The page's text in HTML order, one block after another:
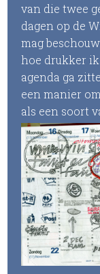
van die twee
dagen op de
mag
hoe drukker
agenda ga
een manier
als een soort